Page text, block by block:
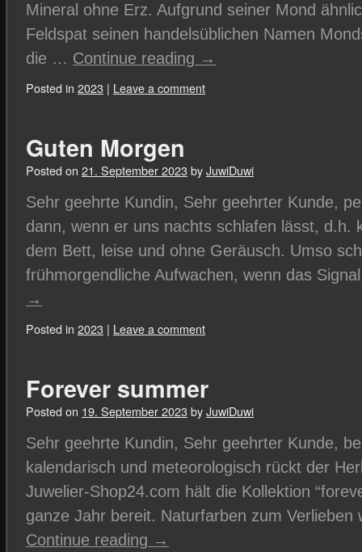
Mineral ohne Erz. Aufgrund seiner Mond
Feldspat seinen handelsüblichen Namen
die … Continue reading →
Posted in 2023 | Leave a comment
Guten Morgen
Posted on 21. September 2023byJuwiDuwi
Sehr geehrte Kundin, Sehr geehrter Kunde,
dann, wenn er uns nachts schlafen lässt, d.h.
dem Bett, leise und ohne Geräusch. Umso
frühmorgendliche Aufwachen, wenn das
→
Posted in 2023 | Leave a comment
Forever summer
Posted on 19. September 2023byJuwiDuwi
Sehr geehrte Kundin, Sehr geehrter Kunde,
kalendarisch und meteorologisch rückt der
Juwelier-Shop24.com hält die Kollektion
ganze Jahr bereit. Naturfarben zum
Continue reading →